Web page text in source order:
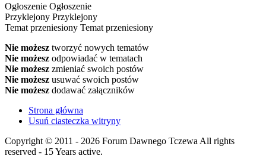
Ogłoszenie Ogłoszenie
Przyklejony Przyklejony
Temat przeniesiony Temat przeniesiony
Nie możesz tworzyć nowych tematów
Nie możesz odpowiadać w tematach
Nie możesz zmieniać swoich postów
Nie możesz usuwać swoich postów
Nie możesz dodawać załączników
Strona główna
Usuń ciasteczka witryny
Copyright © 2011 - 2026 Forum Dawnego Tczewa All rights
reserved - 15 Years active.